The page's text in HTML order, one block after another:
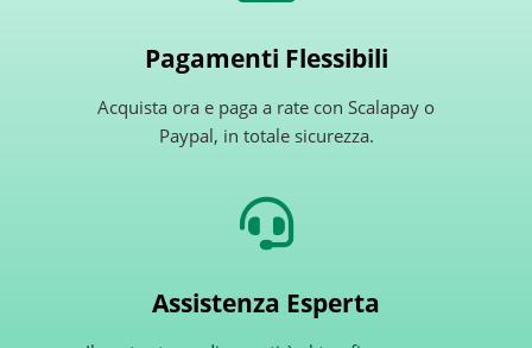
Pagamenti Flessibili
Acquista ora e paga a rate con Scalapay o
Paypal, in totale sicurezza.
Assistenza Esperta